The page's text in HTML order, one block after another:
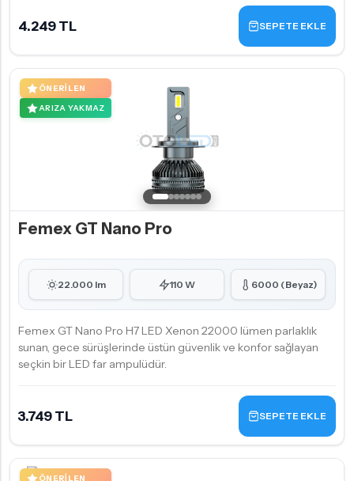
4.249 TL SEPETE EKLE
ÖNERILEN
ARIZA YAKMAZ
Femex GT Nano Pro
22.000 lm 110 W 6000 (Beyaz)
Femex GT Nano Pro H7 LED Xenon 22000 lümen parlaklık
sunan, gece sürüşlerinde üstün güvenlik ve konfor sağlayan
seçkin bir LED far ampulüdür.
3.749 TL SEPETE EKLE
ÖNERILEN